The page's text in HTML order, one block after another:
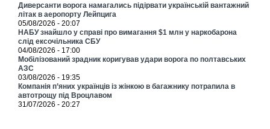
Диверсанти ворога намагались підірвати українській вантажний
літак в аеропорту Лейпцига
05/08/2026 - 20:07
НАБУ знайшло у справі про вимагання $1 млн у наркобарона
слід ексочільника СБУ
04/08/2026 - 17:00
Мобілізований зрадник коригував удари ворога по полтавських
АЗС
03/08/2026 - 19:35
Компанія п’яних українців із жінкою в багажнику потрапила в
автотрощу під Вроцлавом
31/07/2026 - 20:27